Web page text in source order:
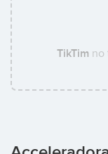
TikTim no